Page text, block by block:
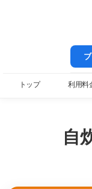
トップ 利用料
自